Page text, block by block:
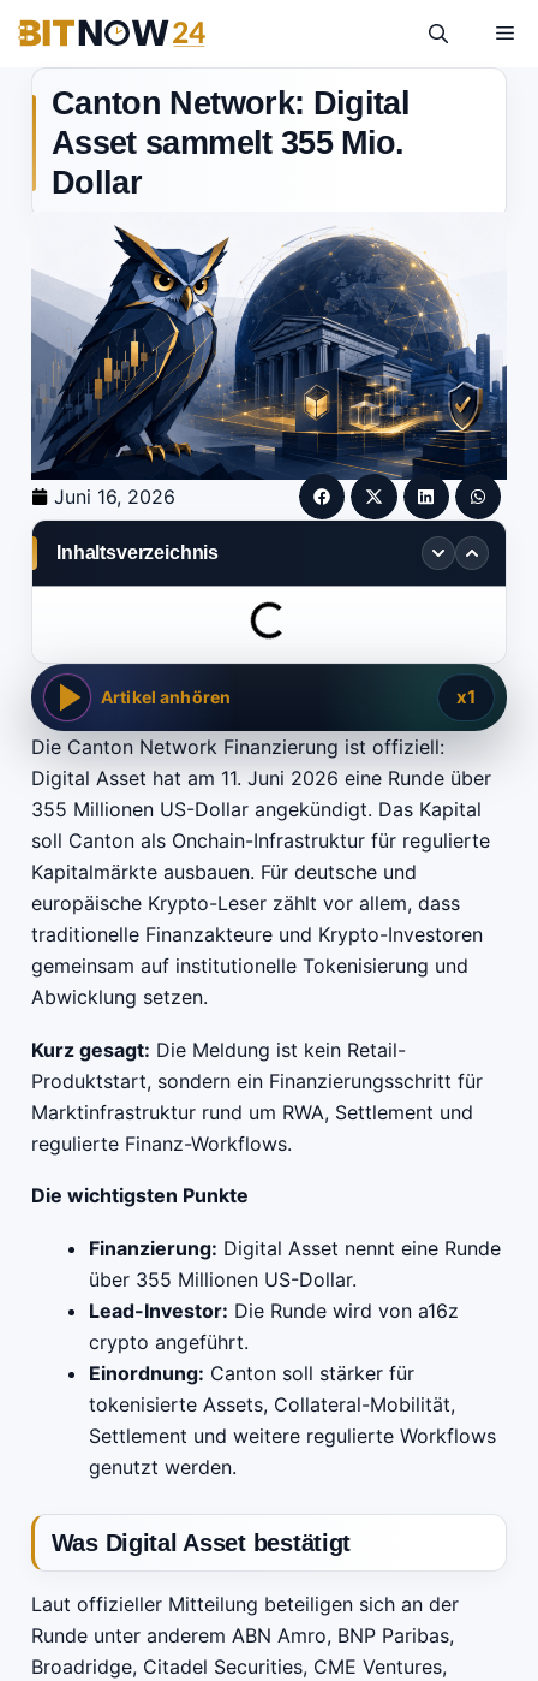
Canton Network: Digital
Asset sammelt 355 Mio.
Dollar
Juni 16, 2026
Inhaltsverzeichnis
Artikel anhören x1
Die Canton Network Finanzierung ist offiziell:
Digital Asset hat am 11. Juni 2026 eine Runde über
355 Millionen US-Dollar angekündigt. Das Kapital
soll Canton als Onchain-Infrastruktur für regulierte
Kapitalmärkte ausbauen. Für deutsche und
europäische Krypto-Leser zählt vor allem, dass
traditionelle Finanzakteure und Krypto-Investoren
gemeinsam auf institutionelle Tokenisierung und
Abwicklung setzen.
Kurz gesagt: Die Meldung ist kein Retail-
Produktstart, sondern ein Finanzierungsschritt für
Marktinfrastruktur rund um RWA, Settlement und
regulierte Finanz-Workflows.
Die wichtigsten Punkte
Finanzierung: Digital Asset nennt eine Runde
über 355 Millionen US-Dollar.
Lead-Investor: Die Runde wird von a16z
crypto angeführt.
Einordnung: Canton soll stärker für
tokenisierte Assets, Collateral-Mobilität,
Settlement und weitere regulierte Workflows
genutzt werden.
Was Digital Asset bestätigt
Laut offizieller Mitteilung beteiligen sich an der
Runde unter anderem ABN Amro, BNP Paribas,
Broadridge, Citadel Securities, CME Ventures,